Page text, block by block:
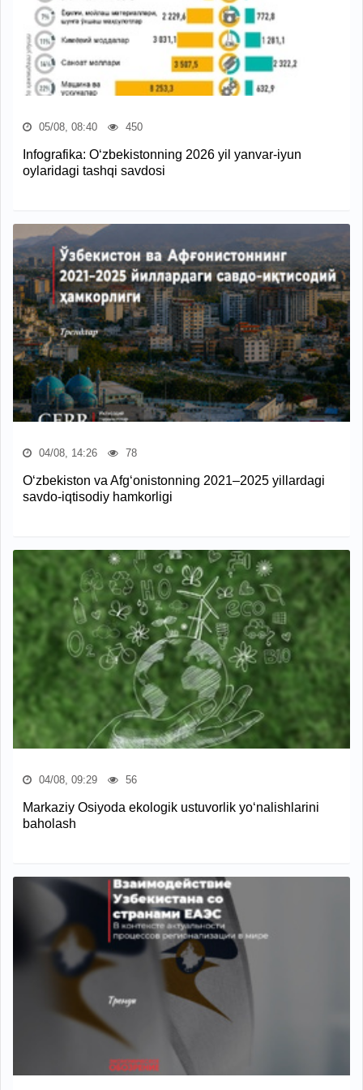
05/08, 08:40 450
Infografika: O‘zbekistonning 2026 yil yanvar-iyun
oylaridagi tashqi savdosi
04/08, 14:26 78
O‘zbekiston va Afg‘onistonning 2021–2025 yillardagi
savdo-iqtisodiy hamkorligi
04/08, 09:29 56
Markaziy Osiyoda ekologik ustuvorlik yo‘nalishlarini
baholash